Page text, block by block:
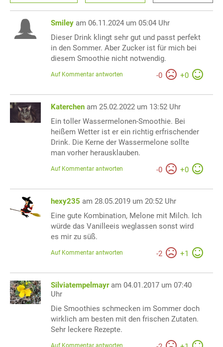
Smiley am 06.11.2024 um 05:04 Uhr
Dieser Drink klingt sehr gut und passt perfekt
in den Sommer. Aber Zucker ist für mich bei
diesem Smoothie nicht notwendig.
-0 +0
Auf Kommentar antworten
Katerchen am 25.02.2022 um 13:52 Uhr
Ein toller Wassermelonen-Smoothie. Bei
heißem Wetter ist er ein richtig erfrischender
Drink. Die Kerne der Wassermelone sollte
man vorher herausklauben.
-0 +0
Auf Kommentar antworten
hexy235 am 28.05.2019 um 20:52 Uhr
Eine gute Kombination, Melone mit Milch. Ich
würde das Vanilleeis weglassen sonst wird
es mir zu süß.
-2 +1
Auf Kommentar antworten
Silviatempelmayr am 04.01.2017 um 07:40
Uhr
Die Smoothies schmecken im Sommer doch
wirklich am besten mit den frischen Zutaten.
Sehr leckere Rezepte.